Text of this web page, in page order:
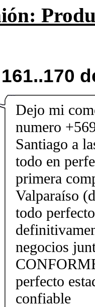
161..170
Dejo mi
numero
Santiago a
todo en
primera
Valparaíso
todo
negocios
perfecto
confiable